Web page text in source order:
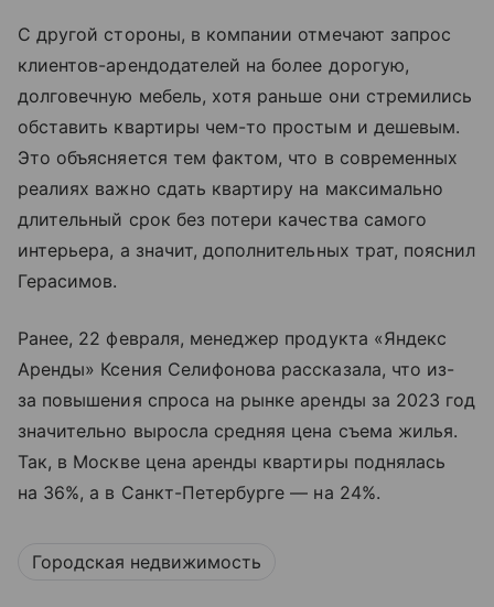
С другой стороны, в компании отмечают запрос
клиентов-арендодателей на более дорогую,
долговечную мебель, хотя раньше они стремились
обставить квартиры чем-то простым и дешевым.
Это объясняется тем фактом, что в современных
реалиях важно сдать квартиру на максимально
длительный срок без потери качества самого
интерьера, а значит, дополнительных трат, пояснил
Герасимов.
Ранее, 22 февраля, менеджер продукта «Яндекс
Аренды» Ксения Селифонова рассказала, что из-
за повышения спроса на рынке аренды за 2023 год
значительно выросла средняя цена съема жилья.
Так, в Москве цена аренды квартиры поднялась
на 36%, а в Санкт-Петербурге — на 24%.
Городская недвижимость